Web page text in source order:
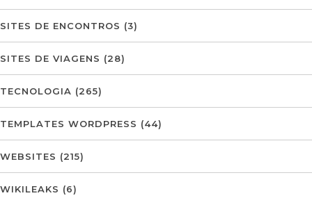
SITES DE ENCONTROS (3)
SITES DE VIAGENS (28)
TECNOLOGIA (265)
TEMPLATES WORDPRESS (44)
WEBSITES (215)
WIKILEAKS (6)